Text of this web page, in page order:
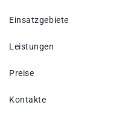
Einsatzgebiete
Leistungen
Preise
Kontakte